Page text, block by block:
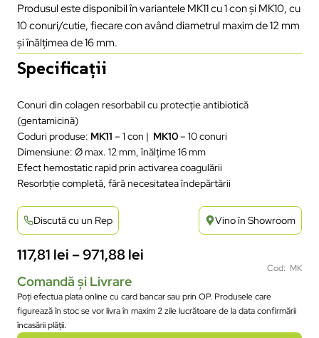
Produsul este disponibil în variantele MK11 cu 1 con și MK10, cu
10 conuri/cutie, fiecare con având diametrul maxim de 12 mm
și înălțimea de 16 mm.
Specificații
Conuri din colagen resorbabil cu protecție antibiotică
(gentamicină)
Coduri produse: MK11 – 1 con | MK10– 10 conuri
Dimensiune: Ø max. 12 mm, înălțime 16 mm
Efect hemostatic rapid prin activarea coagulării
Resorbție completă, fără necesitatea îndepărtării
Discută cu un Rep Vino în Showroom
117,81 lei–971,88lei
Cod: MK
Comandă și Livrare
Poți efectua plata online cu card bancar sau prin OP. Produsele care
figurează în stoc se vor livra în maxim 2 zile lucrătoare de la data confirmării
încasării plății.